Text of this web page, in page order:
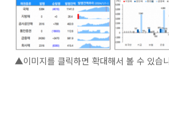
▲이미지를 클릭하면 확대해서 볼 수 있습